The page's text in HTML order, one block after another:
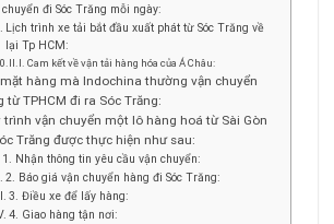
chuyển đi Sóc Trăng mỗi ngày:
Lịch trình xe tải bắt đầu xuất phát từ Sóc Trăng về
lại Tp HCM:
Cam kết về vận tải hàng hóa của Á Châu:
hàng mà Indochina thường vận chuyển
từ TPHCM đi ra Sóc Trăng:
trình vận chuyển một lô hàng hoá từ Sài Gòn
Trăng được thực hiện như sau:
1. Nhận thông tin yêu cầu vận chuyển:
2. Báo giá vận chuyển hàng đi Sóc Trăng:
3. Điều xe để lấy hàng:
4. Giao hàng tận nơi: